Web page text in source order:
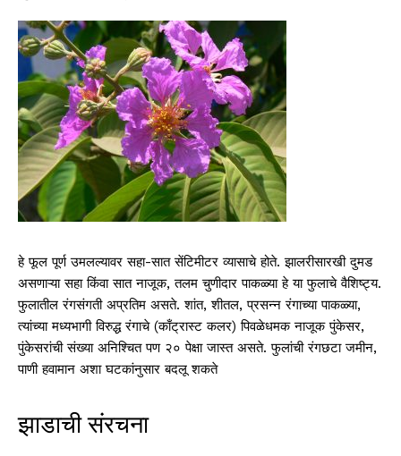
हे फूल पूर्ण उमलल्यावर सहा-सात सेंटिमीटर व्यासाचे होते. झालरीसारखी दुमड
असणाऱ्या सहा किंवा सात नाजूक, तलम चुणीदार पाकळ्या हे या फुलाचे वैशिष्ट्य.
फुलातील रंगसंगती अप्रतिम असते. शांत, शीतल, प्रसन्न रंगाच्या पाकळ्या,
त्यांच्या मध्यभागी विरुद्ध रंगाचे (काँट्रास्ट कलर) पिवळेधमक नाजूक पुंकेसर,
पुंकेसरांची संख्या अनिश्‍चित पण २० पेक्षा जास्त असते. फुलांची रंगछटा जमीन,
पाणी हवामान अशा घटकांनुसार बदलू शकते
झाडाची संरचना